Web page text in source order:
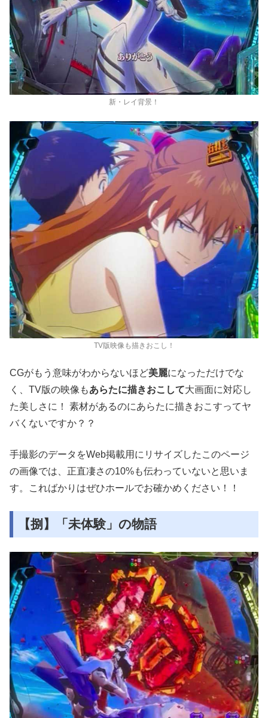
新・レイ背景！
TV版映像も描きおこし！
CGがもう意味がわからないほど美麗になっただけでな
く、TV版の映像もあらたに描きおこして大画面に対応し
た美しさに！ 素材があるのにあらたに描きおこすってヤ
バくないですか？？
手撮影のデータをWeb掲載用にリサイズしたこのページ
の画像では、正直凄さの10%も伝わっていないと思いま
す。こればかりはぜひホールでお確かめください！！
【捌】「未体験」の物語